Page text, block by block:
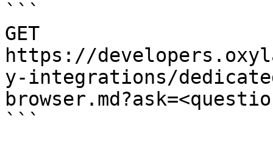
```
GET
https://
y-integrations/
```